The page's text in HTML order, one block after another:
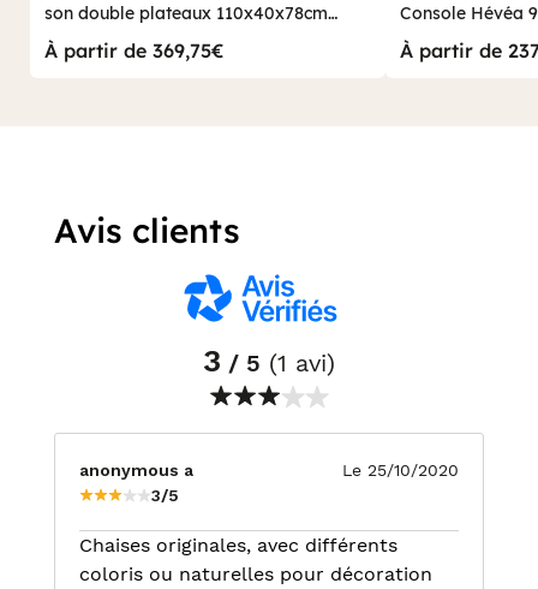
son double plateaux 110x40x78cm
OLGA
À partir de 369,75€ À partir de
Avis clients
3 / 5 (1 avi)
anonymous a
3/5
Le 25/10/2020
Chaises originales, avec différents
coloris ou naturelles pour décoration